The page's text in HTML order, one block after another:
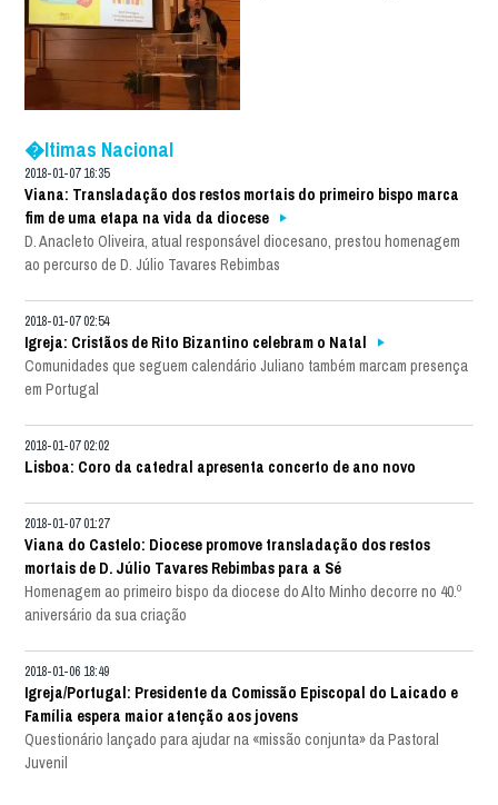
�ltimas Nacional
2018-01-07 16:35
Viana: Transladação dos restos mortais do primeiro bispo marca
fim de uma etapa na vida da diocese
D. Anacleto Oliveira, atual responsável diocesano, prestou homenagem
ao percurso de D. Júlio Tavares Rebimbas
2018-01-07 02:54
Igreja: Cristãos de Rito Bizantino celebram o Natal
Comunidades que seguem calendário Juliano também marcam presença
em Portugal
2018-01-07 02:02
Lisboa: Coro da catedral apresenta concerto de ano novo
2018-01-07 01:27
Viana do Castelo: Diocese promove transladação dos restos
mortais de D. Júlio Tavares Rebimbas para a Sé
Homenagem ao primeiro bispo da diocese do Alto Minho decorre no 40.º
aniversário da sua criação
2018-01-06 18:49
Igreja/Portugal: Presidente da Comissão Episcopal do Laicado e
Família espera maior atenção aos jovens
Questionário lançado para ajudar na «missão conjunta» da Pastoral
Juvenil